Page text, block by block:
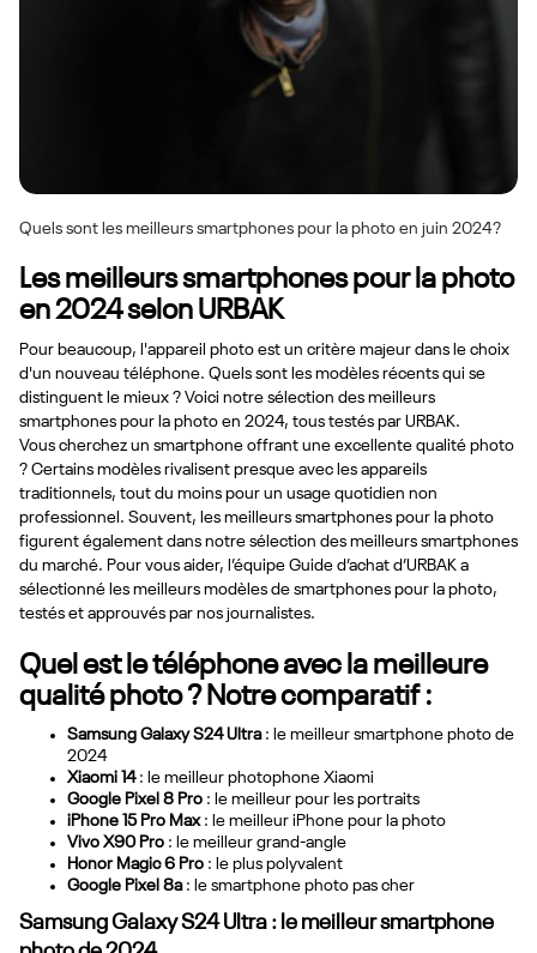
Quels sont les meilleurs smartphones pour la photo en juin 2024 ?
Les meilleurs smartphones pour la photo
en 2024 selon URBAK
Pour beaucoup, l'appareil photo est un critère majeur dans le choix
d'un nouveau téléphone. Quels sont les modèles récents qui se
distinguent le mieux ? Voici notre sélection des meilleurs
smartphones pour la photo en 2024, tous testés par URBAK.
Vous cherchez un smartphone offrant une excellente qualité photo
? Certains modèles rivalisent presque avec les appareils
traditionnels, tout du moins pour un usage quotidien non
professionnel. Souvent, les meilleurs smartphones pour la photo
figurent également dans notre sélection des meilleurs smartphones
du marché. Pour vous aider, l’équipe Guide d’achat d’URBAK a
sélectionné les meilleurs modèles de smartphones pour la photo,
testés et approuvés par nos journalistes.
Quel est le téléphone avec la meilleure
qualité photo ? Notre comparatif :
Samsung Galaxy S24 Ultra: le meilleur smartphone photo de
2024
Xiaomi 14: le meilleur photophone Xiaomi
Google Pixel 8 Pro: le meilleur pour les portraits
iPhone 15 Pro Max: le meilleur iPhone pour la photo
Vivo X90 Pro: le meilleur grand-angle
Honor Magic 6 Pro: le plus polyvalent
Google Pixel 8a: le smartphone photo pas cher
Samsung Galaxy S24 Ultra : le meilleur smartphone